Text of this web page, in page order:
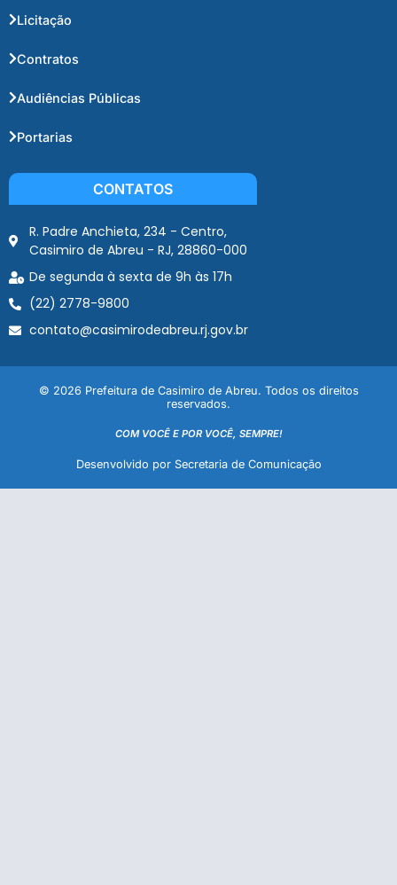
Licitação
Contratos
Audiências Públicas
Portarias
CONTATOS
R. Padre Anchieta, 234 - Centro,
Casimiro de Abreu - RJ, 28860-000
De segunda à sexta de 9h às 17h
(22) 2778-9800
contato@casimirodeabreu.rj.gov.br
© 2026 Prefeitura de Casimiro de Abreu. Todos os direitos
reservados.
COM VOCÊ E POR VOCÊ, SEMPRE!
Desenvolvido por Secretaria de Comunicação